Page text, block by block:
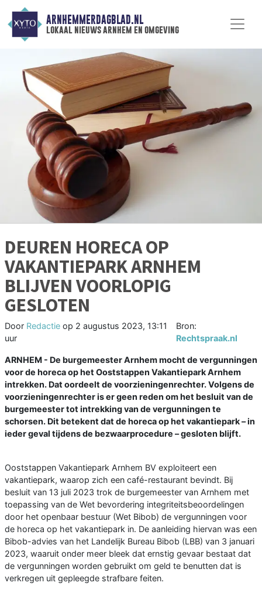
ARNHEMMERDAGBLAD.NL
lokaal nieuws arnhem en omgeving
DEUREN HORECA OP
VAKANTIEPARK ARNHEM
BLIJVEN VOORLOPIG
GESLOTEN
Door Redactie op 2 augustus 2023, 13:11
uur
Bron:
Rechtspraak.nl
ARNHEM - De burgemeester Arnhem mocht de vergunningen
voor de horeca op het Ooststappen Vakantiepark Arnhem
intrekken. Dat oordeelt de voorzieningenrechter. Volgens de
voorzieningenrechter is er geen reden om het besluit van de
burgemeester tot intrekking van de vergunningen te
schorsen. Dit betekent dat de horeca op het vakantiepark – in
ieder geval tijdens de bezwaarprocedure – gesloten blijft.
Ooststappen Vakantiepark Arnhem BV exploiteert een
vakantiepark, waarop zich een café-restaurant bevindt. Bij
besluit van 13 juli 2023 trok de burgemeester van Arnhem met
toepassing van de Wet bevordering integriteitsbeoordelingen
door het openbaar bestuur (Wet Bibob) de vergunningen voor
de horeca op het vakantiepark in. De aanleiding hiervan was een
Bibob-advies van het Landelijk Bureau Bibob (LBB) van 3 januari
2023, waaruit onder meer bleek dat ernstig gevaar bestaat dat
de vergunningen worden gebruikt om geld te benutten dat is
verkregen uit gepleegde strafbare feiten.